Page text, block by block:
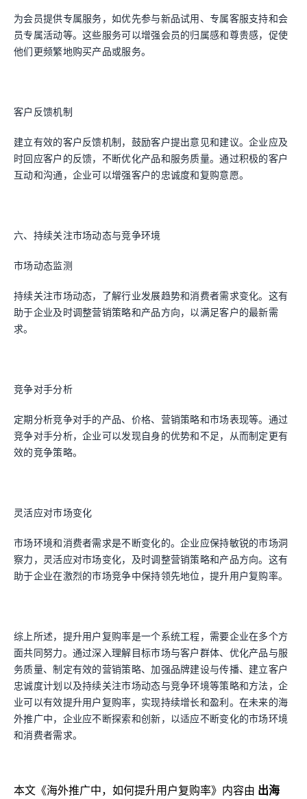
为会员提供专属服务，如优先参与新品试用、专属客服支持和会
员专属活动等。这些服务可以增强会员的归属感和尊贵感，促使
他们更频繁地购买产品或服务。
客户反馈机制
建立有效的客户反馈机制，鼓励客户提出意见和建议。企业应及
时回应客户的反馈，不断优化产品和服务质量。通过积极的客户
互动和沟通，企业可以增强客户的忠诚度和复购意愿。
六、持续关注市场动态与竞争环境
市场动态监测
持续关注市场动态，了解行业发展趋势和消费者需求变化。这有
助于企业及时调整营销策略和产品方向，以满足客户的最新需
求。
竞争对手分析
定期分析竞争对手的产品、价格、营销策略和市场表现等。通过
竞争对手分析，企业可以发现自身的优势和不足，从而制定更有
效的竞争策略。
灵活应对市场变化
市场环境和消费者需求是不断变化的。企业应保持敏锐的市场洞
察力，灵活应对市场变化，及时调整营销策略和产品方向。这有
助于企业在激烈的市场竞争中保持领先地位，提升用户复购率。
综上所述，提升用户复购率是一个系统工程，需要企业在多个方
面共同努力。通过深入理解目标市场与客户群体、优化产品与服
务质量、制定有效的营销策略、加强品牌建设与传播、建立客户
忠诚度计划以及持续关注市场动态与竞争环境等策略和方法，企
业可以有效提升用户复购率，实现持续增长和盈利。在未来的海
外推广中，企业应不断探索和创新，以适应不断变化的市场环境
和消费者需求。
本文《海外推广中，如何提升用户复购率》内容由 出海